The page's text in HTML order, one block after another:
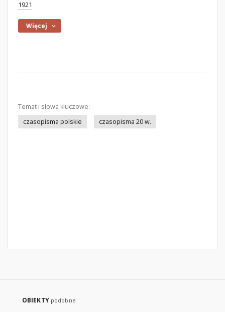
1921
Więcej
Temat i słowa kluczowe:
czasopisma polskie
czasopisma 20 w.
OBIEKTY podobne